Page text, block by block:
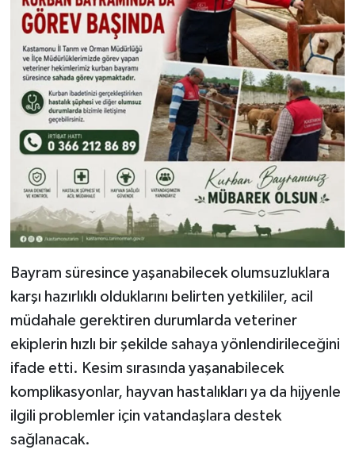
Bayram süresince yaşanabilecek olumsuzluklara
karşı hazırlıklı olduklarını belirten yetkililer, acil
müdahale gerektiren durumlarda veteriner
ekiplerin hızlı bir şekilde sahaya yönlendirileceğini
ifade etti. Kesim sırasında yaşanabilecek
komplikasyonlar, hayvan hastalıkları ya da hijyenle
ilgili problemler için vatandaşlara destek
sağlanacak.